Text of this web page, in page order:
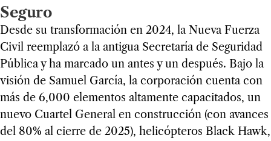
Seguro
Desde su transformación en 2024, la Nueva Fuerza
Civil reemplazó a la antigua Secretaría de Seguridad
Pública y ha marcado un antes y un después. Bajo la
visión de Samuel García, la corporación cuenta con
más de 6,000 elementos altamente capacitados, un
nuevo Cuartel General en construcción (con avances
del 80% al cierre de 2025), helicópteros Black Hawk,